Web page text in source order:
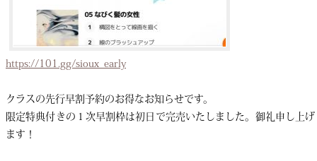
https://101.gg/sioux_early
クラスの先行早割予約のお得なお知らせです。
限定特典付きの１次早割枠は初日で完売いたしました。御礼申し上げ
ます！